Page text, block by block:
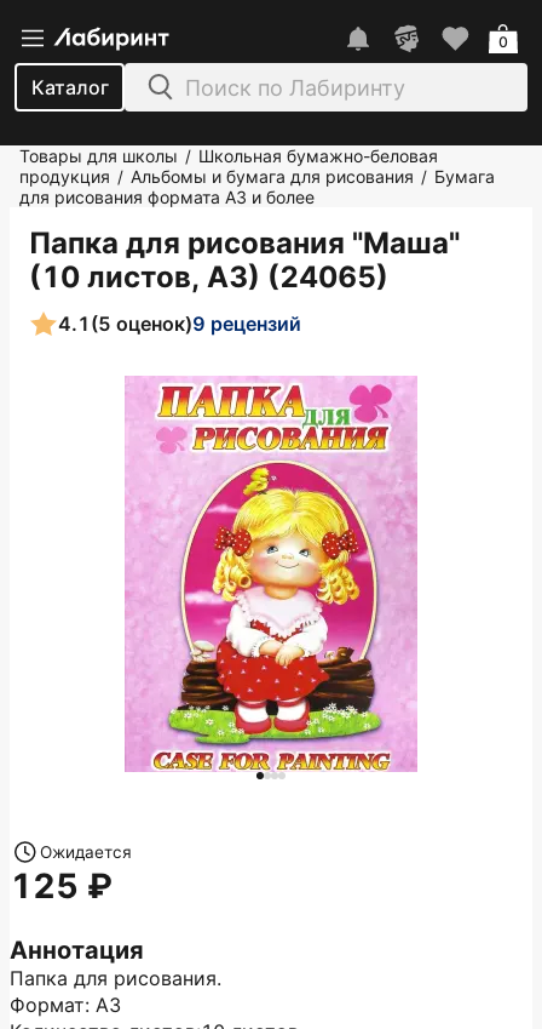
Каталог
0
Товары для школы / Школьная бумажно-беловая
продукция / Альбомы и бумага для рисования / Бумага
для рисования формата А3 и более
Папка для рисования "Маша"
(10 листов, А3) (24065)
4.1 (5 оценок)9 рецензий
Аннотация
Папка для рисования.
Формат: А3
Ожидается
125